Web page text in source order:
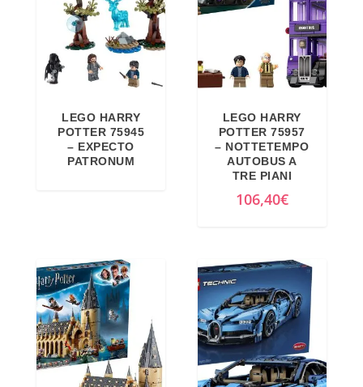
LEGO HARRY
POTTER 75945
– EXPECTO
PATRONUM
LEGO HARRY
POTTER 75957
– NOTTETEMPO
AUTOBUS A
TRE PIANI
106,40€